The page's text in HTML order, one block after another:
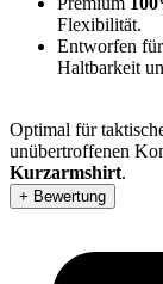
Flexibilität.
Entworfen für
Haltbarkeit
Optimal für
unübertroffenen
Kurzarmshirt.
+ Bewertung